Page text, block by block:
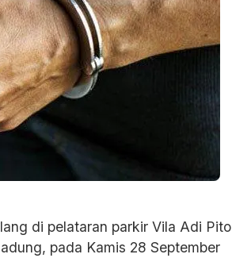
di pelataran parkir Vila Adi Pito
pada Kamis 28 September